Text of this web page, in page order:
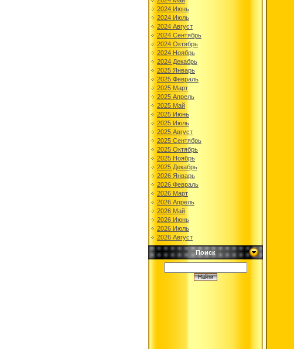
2024 Июнь
2024 Июль
2024 Август
2024 Сентябрь
2024 Октябрь
2024 Ноябрь
2024 Декабрь
2025 Январь
2025 Февраль
2025 Март
2025 Апрель
2025 Май
2025 Июнь
2025 Июль
2025 Август
2025 Сентябрь
2025 Октябрь
2025 Ноябрь
2025 Декабрь
2026 Январь
2026 Февраль
2026 Март
2026 Апрель
2026 Май
2026 Июнь
2026 Июль
2026 Август
Поиск